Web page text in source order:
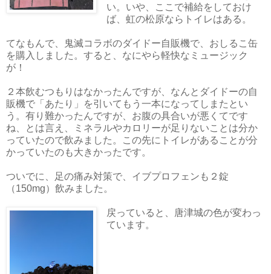
い。いや、ここで補給をしておけ
ば、虹の松原ならトイレはある。
てなもんで、鬼滅コラボのダイドー自販機で、おしるこ缶
を購入しました。すると、なにやら軽快なミュージック
が！
２本飲むつもりはなかったんですが、なんとダイドーの自
販機で「あたり」を引いてもう一本になってしまたとい
う。有り難かったんですが、お腹の具合いが悪くてです
ね、とは言え、ミネラルやカロリーが足りないことは分か
っていたので飲みました。この先にトイレがあることが分
かっていたのも大きかったです。
ついでに、足の痛み対策で、イブプロフェンも２錠
（150mg）飲みました。
戻っていると、唐津城の色が変わっ
ています。